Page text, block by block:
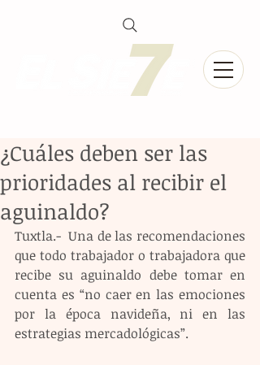
¿Cuáles deben ser las
prioridades al recibir el
aguinaldo?
Tuxtla.-  Una de las recomendaciones
que todo trabajador o trabajadora que
recibe su aguinaldo debe tomar en
cuenta es “no caer en las emociones
por la época navideña, ni en las
estrategias mercadológicas”.